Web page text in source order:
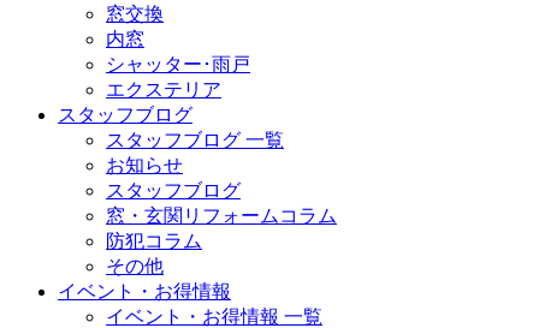
窓交換
内窓
シャッター･雨戸
エクステリア
スタッフブログ
スタッフブログ 一覧
お知らせ
スタッフブログ
窓・玄関リフォームコラム
防犯コラム
その他
イベント・お得情報
イベント・お得情報 一覧